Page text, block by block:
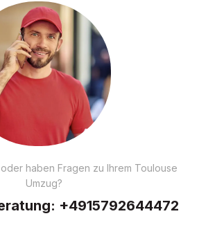
haben Fragen zu Ihrem Toulouse
Umzug?
+4915792644472